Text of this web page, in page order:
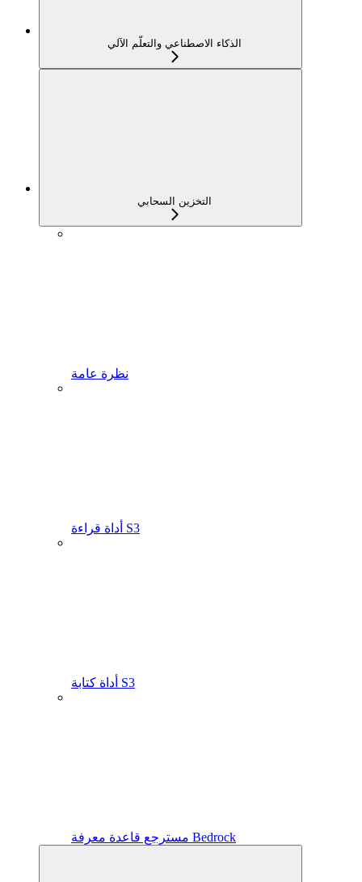
الذكاء الاصطناعي والتعلّم الآلي
التخزين السحابي
نظرة عامة
أداة قراءة S3
أداة كتابة S3
مسترجع قاعدة معرفة Bedrock